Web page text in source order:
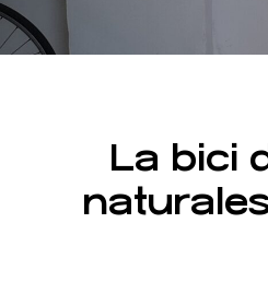
La bici